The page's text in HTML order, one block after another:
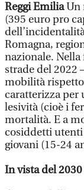
Reggi EmiliaUn
(395 euro pro
Romagna,
nazionale. Nella
strade del 2022
mobilità rispetto
caratterizza per
lesività (cioè i
mortalità. E a
cosiddetti
giovani (15-24
In vista del 2030